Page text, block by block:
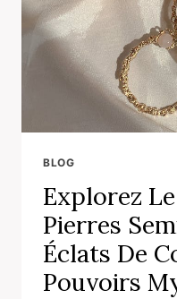
DE
LA
BLOG
Explorez
Pierres
Éclats De
Pouvoirs